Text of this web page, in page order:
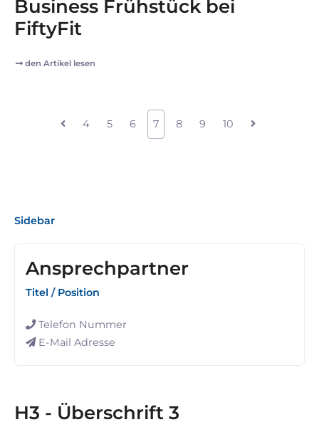
Business Frühstück bei
FiftyFit
den Artikel lesen
4 5 6 7 8 9 10
Sidebar
Ansprechpartner
Titel / Position
Telefon Nummer
E-Mail Adresse
H3 - Überschrift 3